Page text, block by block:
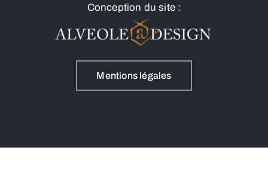
Conception du site :
Mentions légales